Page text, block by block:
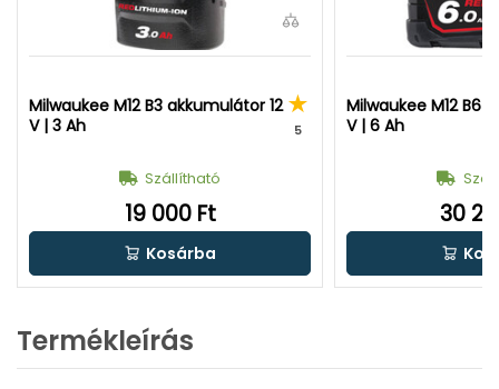
Milwaukee M12 B3 akkumulátor 12
V | 3 Ah
5
Szállítható
19 000 Ft
Kosárba
Milwaukee M12 B6
V | 6 Ah
30
Termékleírás